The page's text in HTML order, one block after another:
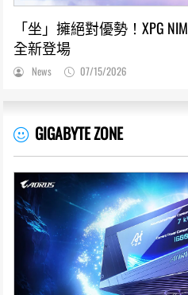
「坐」擁絕對優勢！XPG
全新登場
News 07/15/2026
GIGABYTE ZONE